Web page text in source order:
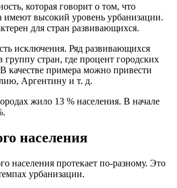
которая говорит о том, что
имеют высокий уровень урбанизации.
для стран развивающихся.
исключения. Ряд развивающихся
группу стран, где процент городских
качестве примера можно привести
Аргентину и т. д.
жило 13 % населения. В начале
населения
населения протекает по-разному. Это
урбанизации.